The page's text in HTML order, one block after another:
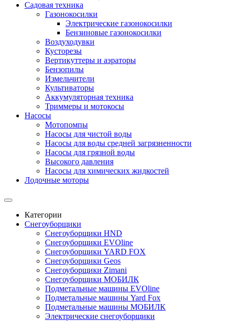
Садовая техника
Газонокосилки
Электрические газонокосилки
Бензиновые газонокосилки
Воздуходувки
Кусторезы
Вертикуттеры и аэраторы
Бензопилы
Измельчители
Культиваторы
Аккумуляторная техника
Триммеры и мотокосы
Насосы
Мотопомпы
Насосы для чистой воды
Насосы для воды средней загрязненности
Насосы для грязной воды
Высокого давления
Насосы для химических жидкостей
Лодочные моторы
Категории
Снегоуборщики
Снегоуборщики HND
Снегоуборщики EVOline
Снегоуборщики YARD FOX
Снегоуборщики Geos
Снегоуборщики Zimani
Снегоуборщики МОБИЛК
Подметальные машины EVOline
Подметальные машины Yard Fox
Подметальные машины МОБИЛК
Электрические снегоуборщики